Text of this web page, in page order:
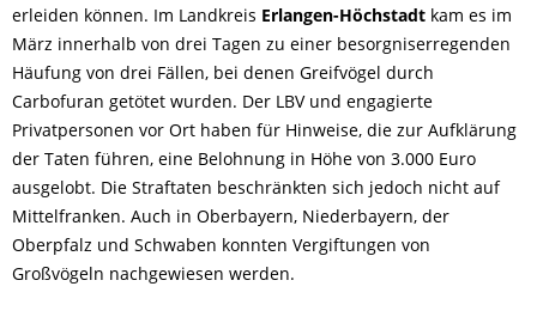
erleiden können. Im Landkreis Erlangen-Höchstadt kam es im
März innerhalb von drei Tagen zu einer besorgniserregenden
Häufung von drei Fällen, bei denen Greifvögel durch
Carbofuran getötet wurden. Der LBV und engagierte
Privatpersonen vor Ort haben für Hinweise, die zur Aufklärung
der Taten führen, eine Belohnung in Höhe von 3.000 Euro
ausgelobt. Die Straftaten beschränkten sich jedoch nicht auf
Mittelfranken. Auch in Oberbayern, Niederbayern, der
Oberpfalz und Schwaben konnten Vergiftungen von
Großvögeln nachgewiesen werden.